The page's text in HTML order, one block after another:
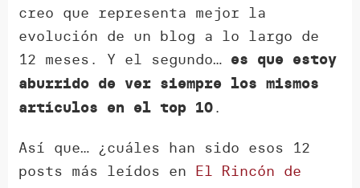
creo que representa mejor la
evolución de un blog a lo largo de
12 meses. Y el segundo… es que estoy
aburrido de ver siempre los mismos
artículos en el top 10.
Así que… ¿cuáles han sido esos 12
posts más leídos en El Rincón de